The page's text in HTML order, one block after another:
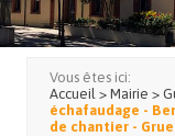
Vous êtes ici:
Accueil > Mairie >
échafaudage -
de chantier - Grue